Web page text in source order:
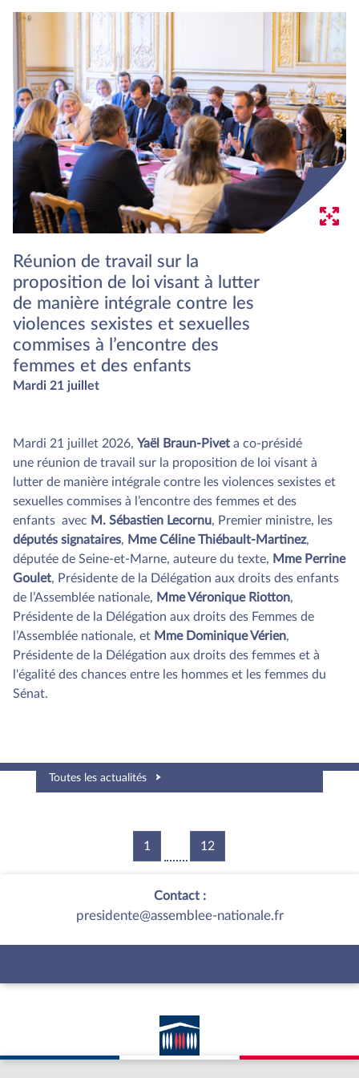
Réunion de travail sur la
proposition de loi visant à lutter
de manière intégrale contre les
violences sexistes et sexuelles
commises à l’encontre des
femmes et des enfants
Mardi 21 juillet
Mardi 21 juillet 2026, Yaël Braun-Pivet a co-présidé
une réunion de travail sur la proposition de loi visant à
lutter de manière intégrale contre les violences sexistes et
sexuelles commises à l’encontre des femmes et des
enfants avec M. Sébastien Lecornu, Premier ministre, les
députés signataires, Mme Céline Thiébault-Martinez,
députée de Seine-et-Marne, auteure du texte, Mme Perrine
Goulet, Présidente de la Délégation aux droits des enfants
de l’Assemblée nationale, Mme Véronique Riotton,
Présidente de la Délégation aux droits des Femmes de
l’Assemblée nationale, et Mme Dominique Vérien,
Présidente de la Délégation aux droits des femmes et à
l'égalité des chances entre les hommes et les femmes du
Sénat.
Toutes les actualités
1 12
Contact :
presidente@assemblee-nationale.fr